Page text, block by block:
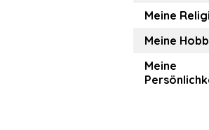
Meine
Meine
Meine